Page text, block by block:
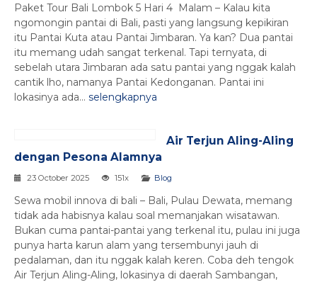
Paket Tour Bali Lombok 5 Hari 4 Malam – Kalau kita
ngomongin pantai di Bali, pasti yang langsung kepikiran
itu Pantai Kuta atau Pantai Jimbaran. Ya kan? Dua pantai
itu memang udah sangat terkenal. Tapi ternyata, di
sebelah utara Jimbaran ada satu pantai yang nggak kalah
cantik lho, namanya Pantai Kedonganan. Pantai ini
lokasinya ada... selengkapnya
Air Terjun Aling-Aling
dengan Pesona Alamnya
23 October 2025 151x Blog
Sewa mobil innova di bali – Bali, Pulau Dewata, memang
tidak ada habisnya kalau soal memanjakan wisatawan.
Bukan cuma pantai-pantai yang terkenal itu, pulau ini juga
punya harta karun alam yang tersembunyi jauh di
pedalaman, dan itu nggak kalah keren. Coba deh tengok
Air Terjun Aling-Aling, lokasinya di daerah Sambangan,